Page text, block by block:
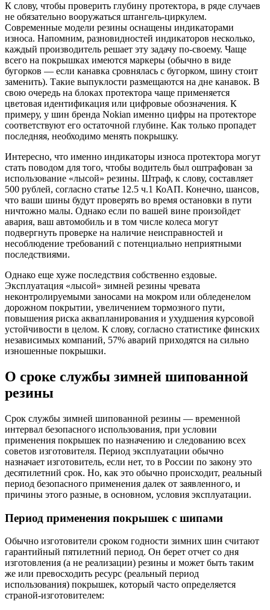
К слову, чтобы проверить глубину протектора, в ряде случаев
не обязательно вооружаться штангель-циркулем.
Современные модели резины оснащены индикаторами
износа. Напомним, разновидностей индикаторов несколько,
каждый производитель решает эту задачу по-своему. Чаще
всего на покрышках имеются маркеры (обычно в виде
бугорков — если канавка сровнялась с бугорком, шину стоит
заменить). Такие выпуклости размещаются на дне канавок. В
свою очередь на блоках протектора чаще применяется
цветовая идентификация или цифровые обозначения. К
примеру, у шин бренда Nokian именно цифры на протекторе
соответствуют его остаточной глубине. Как только пропадет
последняя, необходимо менять покрышку.
Интересно, что именно индикаторы износа протектора могут
стать поводом для того, чтобы водитель был оштрафован за
использование «лысой» резины. Штраф, к слову, составляет
500 рублей, согласно статье 12.5 ч.1 КоАП. Конечно, шансов,
что ваши шины будут проверять во время остановки в пути
ничтожно малы. Однако если по вашей вине произойдет
авария, ваш автомобиль и в том числе колеса могут
подвергнуть проверке на наличие неисправностей и
несоблюдение требований с потенциально неприятными
последствиями.
Однако еще хуже последствия собственно ездовые.
Эксплуатация «лысой» зимней резины чревата
неконтролируемыми заносами на мокром или обледенелом
дорожном покрытии, увеличением тормозного пути,
повышения риска аквапланирования и ухудшения курсовой
устойчивости в целом. К слову, согласно статистике финских
независимых компаний, 57% аварий приходятся на сильно
изношенные покрышки.
О сроке службы зимней шипованной
резины
Срок службы зимней шипованной резины — временной
интервал безопасного использования, при условии
применения покрышек по назначению и следованию всех
советов изготовителя. Период эксплуатации обычно
назначает изготовитель, если нет, то в России по закону это
десятилетний срок. Но, как это обычно происходит, реальный
период безопасного применения далек от заявленного, и
причины этого разные, в основном, условия эксплуатации.
Период применения покрышек с шипами
Обычно изготовители сроком годности зимних шин считают
гарантийный пятилетний период. Он берет отчет со дня
изготовления (а не реализации) резины и может быть таким
же или превосходить ресурс (реальный период
использования) покрышек, который часто определяется
страной-изготовителем: